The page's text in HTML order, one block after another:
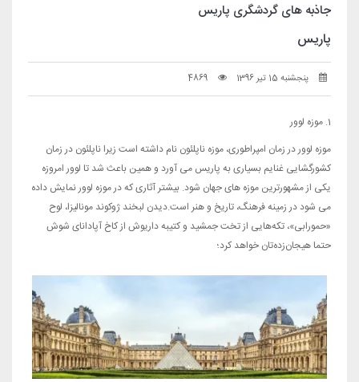
جاذبه های گردشگری پاریس
پاریس
پنجشنبه 15 تیر 1396 4869
1. موزه لوور
موزه لوور در زمان امپراطوری، موزه ناپلئون نام داشته است زیرا ناپلئون در زمان
کشورگشایی غنایم بسیاری به پاریس می آورد و همین باعث شد تا لوور امروزه
یکی از مشهورترین موزه های جهان شود. بیشتر آثاری که در موزه لوور نمایش داده
می شود در زمینه فرهنگ، تاریخ و هنر است.دیدن لبخند ژوکوند مونالیزا، لوح
«حمورابی»، تکه‌هایی از تخت جمشید و کتیبه‌ داریوش از کاخ آپادانای شوش
حتما هیجان‌زده‌تان خواهد کرد؛